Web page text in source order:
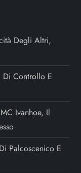
Degli Altri,
Di Controllo E
Ivanhoe, Il
Palcoscenico E